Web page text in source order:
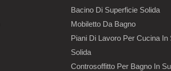
Bacino Di Superficie Solida
Mobiletto Da Bagno
Piani Di Lavoro Per Cucina In
Solida
Controsoffitto Per Bagno In